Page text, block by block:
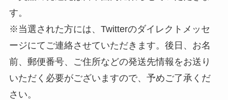
す。
※当選された方には、Twitterのダイレクトメッセ
ージにてご連絡させていただきます。後日、お名
前、郵便番号、ご住所などの発送先情報をお送り
いただく必要がございますので、予めご了承くだ
さい。